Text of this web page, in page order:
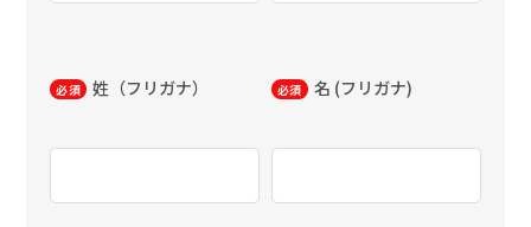
必須 姓（フリガナ） 必須 名 (フリガナ)